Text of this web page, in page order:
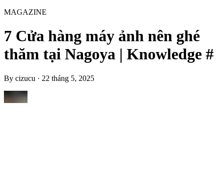
MAGAZINE
7 Cửa hàng máy ảnh nên ghé
thăm tại Nagoya | Knowledge #
By cizucu · 22 tháng 5, 2025